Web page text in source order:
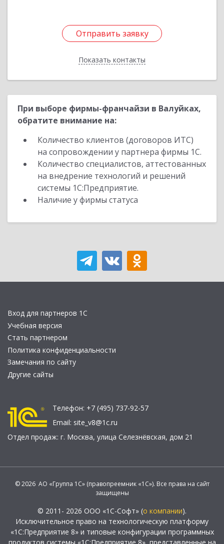
Отправить заявку
Показать контакты
Отправить заявку
Назад
При выборе фирмы-франчайзи в Валуйках,
обратите внимание на:
Количество клиентов (договоров ИТС)
на сопровождении у партнера фирмы 1С.
Количество специалистов, аттестованных
на внедрение технологий и решений
системы 1С:Предприятие.
Наличие у фирмы статуса
Вход для партнеров 1С
Учебная версия
Стать партнером
Политика конфиденциальности
Замечания по сайту
Другие сайты
Телефон: +7 (495) 737-92-57
Email: site_v8@1c.ru
Отдел продаж: г. Москва, улица Селезнёвская, дом 21
© 2026 АО «Группа 1С» (правопреемник «1С»). Все права на сайт
защищены
© 2011- 2026 ООО «1С-Софт» (о компании).
Исключительное право на технологическую платформу
«1С:Предприятие 8» и типовые конфигурации программных